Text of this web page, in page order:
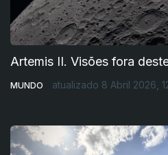
Artemis II. Visões fora
MUNDO atualizado 8 Abril 2026,